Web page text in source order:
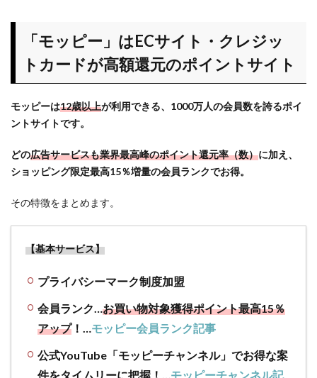
ー」
EC
クレ
ジッ
ード
が高
元の
ント
サイ
2
モッ
DUOと
CANADEL
購入して
実質無料
「モッピー」はECサイト・クレジッ
トカードが高額還元のポイントサイト
モッピーは12歳以上が利用できる、1000万人の会員数を誇るポイ
ントサイトです。
どの広告サービスも業界最高峰のポイント還元率（数）に加え、
ショッピング限定最高15％増量の会員ランクでお得。
その特徴をまとめます。
【基本サービス】
プライバシーマーク制度加盟
会員ランク…お買い物対象獲得ポイント最高15％
アップ！…モッピー会員ランク記事
公式YouTube「モッピーチャンネル」でお得な案
件をタイムリーに把握！…モッピーチャンネル記